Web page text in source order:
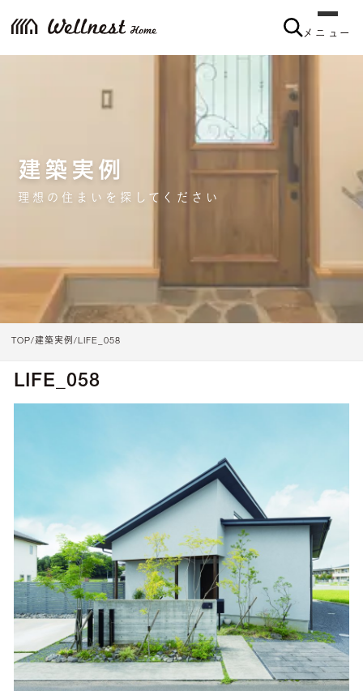
メニュー
メニュー
建築実例
理想の住まいを探してください
TOP 建築実例 LIFE_058
LIFE_058